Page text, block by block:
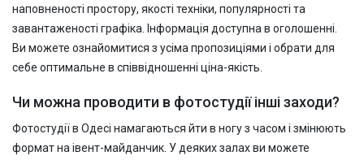
наповненості простору, якості техніки, популярності та
завантаженості графіка. Інформація доступна в оголошенні.
Ви можете ознайомитися з усіма пропозиціями і обрати для
себе оптимальне в співвідношенні ціна-якість.
Чи можна проводити в фотостудії інші заходи?
Фотостудії в Одесі намагаються йти в ногу з часом і змінюють
формат на івент-майданчик. У деяких залах ви можете